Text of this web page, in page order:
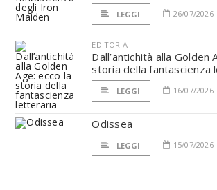
LEGGI 26/07/2026
EDITORIA
Dall’antichità alla Golden
storia della fantascienza
LEGGI 16/07/2026
Odissea
LEGGI 15/07/2026